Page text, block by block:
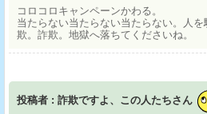
コロコロキャンペーンかわる。
当たらない当たらない当たらない。人
欺。詐欺。地獄へ落ちてくださいね。
投稿者 : 詐欺ですよ、この人たちさん